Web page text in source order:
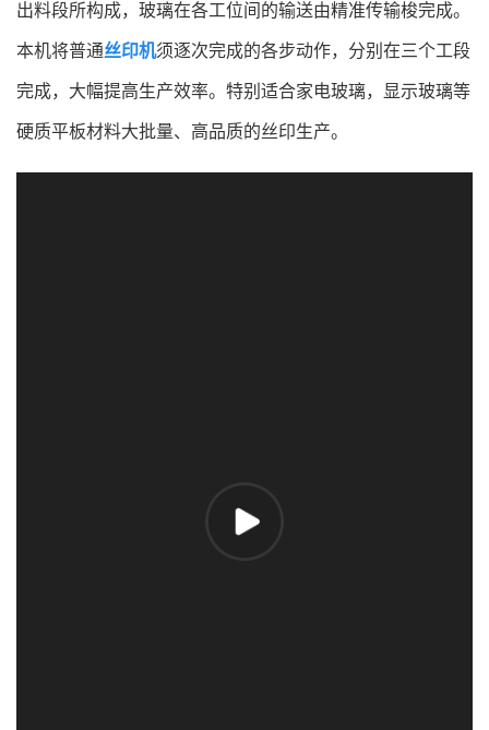
出料段所构成，玻璃在各工位间的输送由精准传输梭完成。
本机将普通丝印机须逐次完成的各步动作，分别在三个工段
完成，大幅提高生产效率。特别适合家电玻璃，显示玻璃等
硬质平板材料大批量、高品质的丝印生产。